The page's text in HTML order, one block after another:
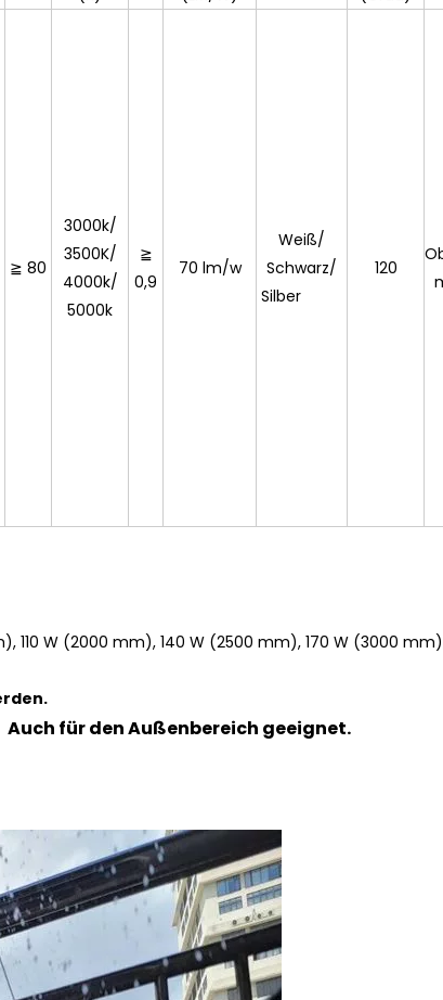
≧ 80
3000k/
3500K/
4000k/
5000k
≧
0,9
70 lm/w
Weiß/
Schwarz/
Silber
120
W (2000 mm), 140 W (2500 mm), 170 W (3000
Auch für den Außenbereich geeignet.